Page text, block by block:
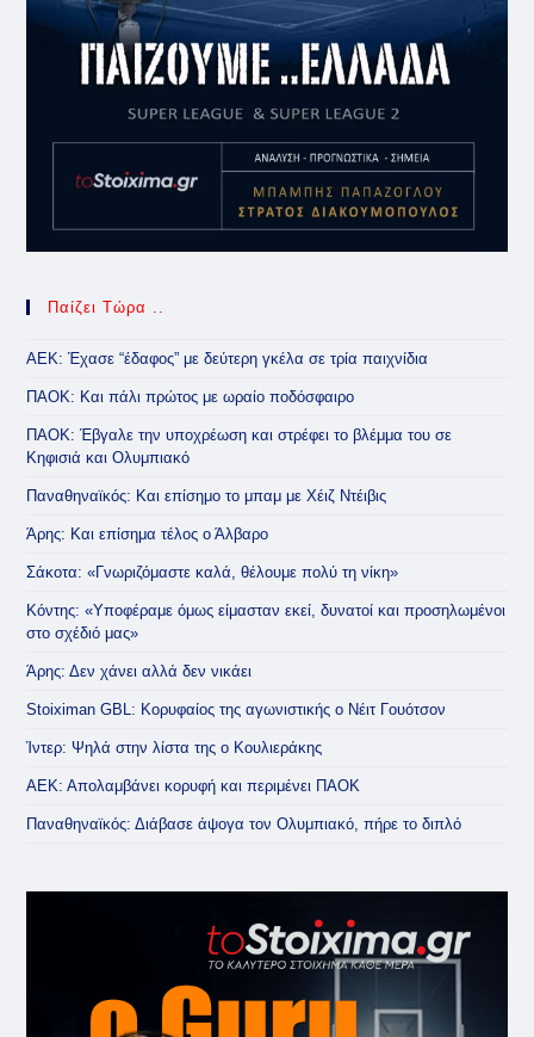
Παίζει Τώρα ..
ΑΕΚ: Έχασε “έδαφος” με δεύτερη γκέλα σε τρία παιχνίδια
ΠΑΟΚ: Και πάλι πρώτος με ωραίο ποδόσφαιρο
ΠΑΟΚ: Έβγαλε την υποχρέωση και στρέφει το βλέμμα του σε
Κηφισιά και Ολυμπιακό
Παναθηναϊκός: Και επίσημο το μπαμ με Χέιζ Ντέιβις
Άρης: Και επίσημα τέλος ο Άλβαρο
Σάκοτα: «Γνωριζόμαστε καλά, θέλουμε πολύ τη νίκη»
Κόντης: «Υποφέραμε όμως είμασταν εκεί, δυνατοί και προσηλωμένοι
στο σχέδιό μας»
Άρης: Δεν χάνει αλλά δεν νικάει
Stoiximan GBL: Κορυφαίος της αγωνιστικής ο Νέιτ Γουότσον
Ίντερ: Ψηλά στην λίστα της ο Κουλιεράκης
ΑΕΚ: Απολαμβάνει κορυφή και περιμένει ΠΑΟΚ
Παναθηναϊκός: Διάβασε άψογα τον Ολυμπιακό, πήρε το διπλό